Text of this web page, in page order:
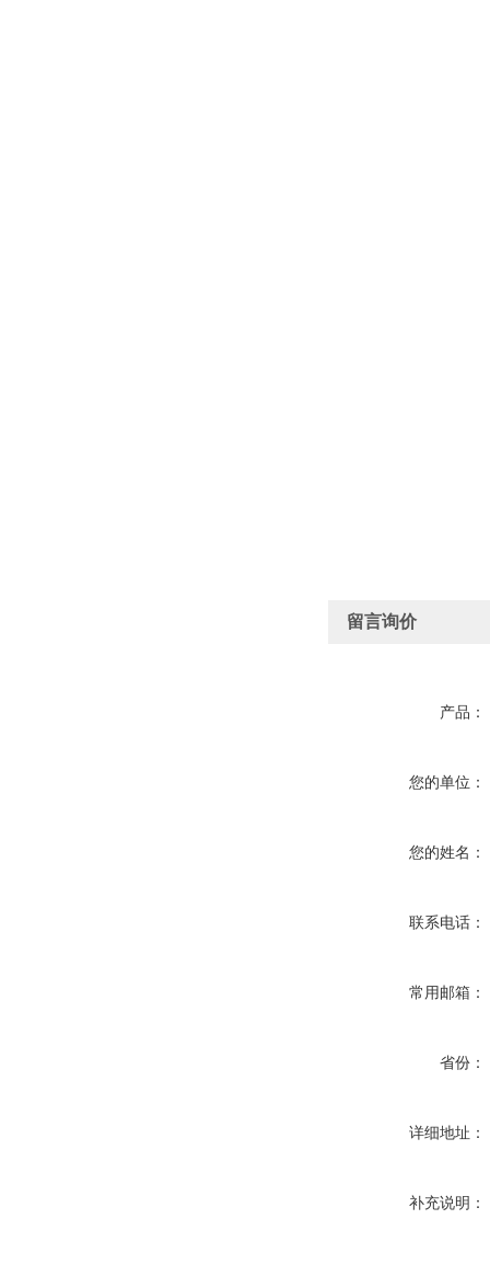
留言询价
产品：
您的单位：
您的姓名：
联系电话：
常用邮箱：
省份：
详细地址：
补充说明：